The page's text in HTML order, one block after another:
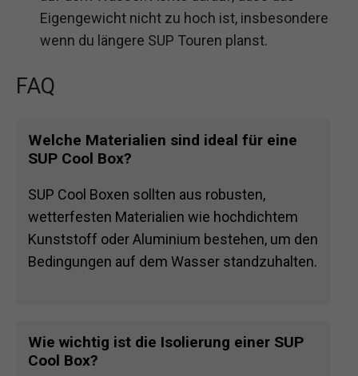
Eigengewicht nicht zu hoch ist, insbesondere
wenn du längere SUP Touren planst.
FAQ
Welche Materialien sind ideal für eine
SUP Cool Box?
SUP Cool Boxen sollten aus robusten,
wetterfesten Materialien wie hochdichtem
Kunststoff oder Aluminium bestehen, um den
Bedingungen auf dem Wasser standzuhalten.
Wie wichtig ist die Isolierung einer SUP
Cool Box?